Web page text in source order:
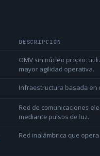
DESCRIPCIÓN
OMV sin núcleo propio:
mayor agilidad operativa.
Infraestructura basada en
Red de comunicaciones
mediante pulsos de luz.
Red inalámbrica que